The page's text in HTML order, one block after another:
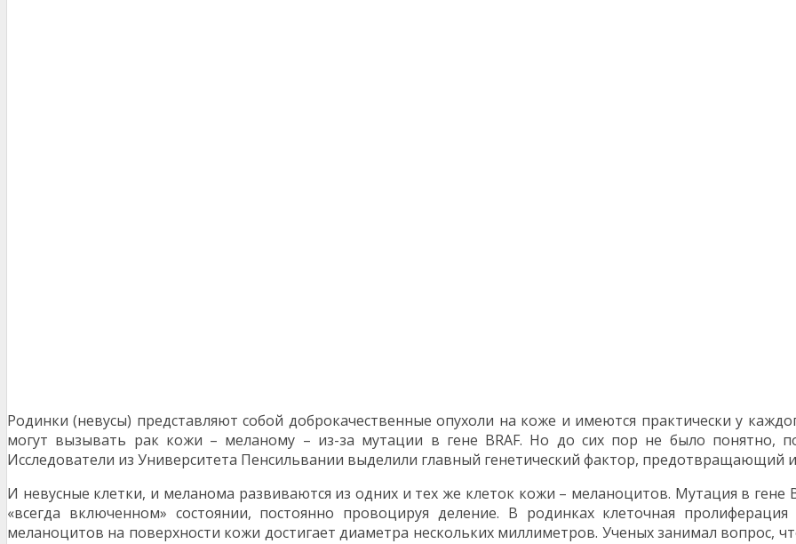
Родинки (невусы) представляют собой доброкачественные опухоли на коже и имеются практически у
могут вызывать рак кожи – меланому – из-за мутации в гене BRAF. Но до сих пор не было понятно,
Исследователи из Университета Пенсильвании выделили главный генетический фактор, предотвращающий
И невусные клетки, и меланома развиваются из одних и тех же клеток кожи – меланоцитов. Мутация в гене
«всегда включенном» состоянии, постоянно провоцируя деление. В родинках клеточная
меланоцитов на поверхности кожи достигает диаметра нескольких миллиметров. Ученых занимал вопрос,